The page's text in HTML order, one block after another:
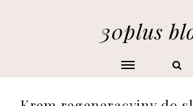
30plus